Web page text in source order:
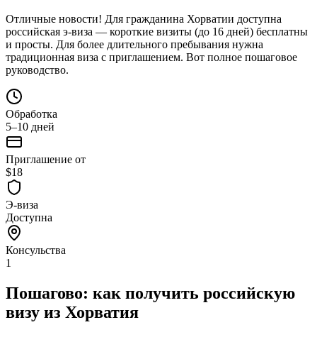
Отличные новости! Для гражданина Хорватии доступна
российская э-виза — короткие визиты (до 16 дней) бесплатны
и просты. Для более длительного пребывания нужна
традиционная виза с приглашением. Вот полное пошаговое
руководство.
Обработка
5–10 дней
Приглашение от
$18
Э-виза
Доступна
Консульства
1
Пошагово: как получить российскую
визу из Хорватия